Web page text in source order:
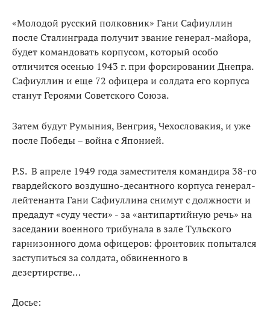
«Молодой русский полковник» Гани Сафиуллин
после Сталинграда получит звание генерал-майора,
будет командовать корпусом, который особо
отличится осенью 1943 г. при форсировании Днепра.
Сафиуллин и еще 72 офицера и солдата его корпуса
станут Героями Советского Союза.
Затем будут Румыния, Венгрия, Чехословакия, и уже
после Победы – война с Японией.
Р.S. В апреле 1949 года заместителя командира 38-го
гвардейского воздушно-десантного корпуса генерал-
лейтенанта Гани Сафиуллина снимут с должности и
предадут «суду чести» - за «антипартийную речь» на
заседании военного трибунала в зале Тульского
гарнизонного дома офицеров: фронтовик попытался
заступиться за солдата, обвиненного в
дезертирстве…
Досье: